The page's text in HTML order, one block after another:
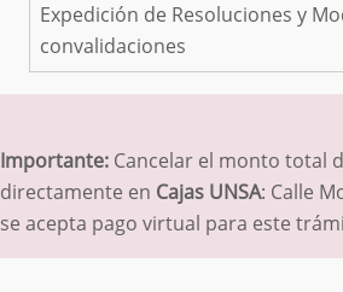
Expedición de Resoluciones y
convalidaciones
Importante: Cancelar el monto total
directamente en Cajas UNSA: Calle
se acepta pago virtual para este